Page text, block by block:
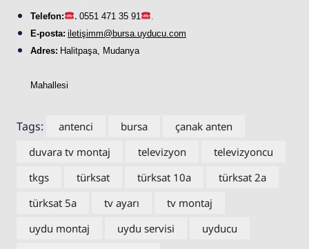
Telefon: . 0551 471 35 91
E-posta: iletişimm@bursa. uyducu .com
Adres: Halitpaşa, Mudanya
Mahallesi
Tags: antenci bursa
çanak anten
duvara tv montaj
televizyon
televizyoncu
tkgs
türksat türksat 10a
türksat 2a
türksat 5a
tv ayarı
tv montaj
uydu montaj
uydu servisi
uyducu